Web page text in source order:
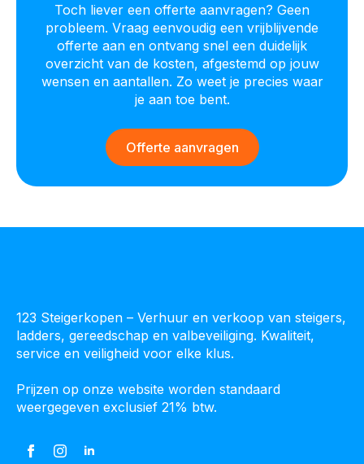
Toch liever een offerte aanvragen? Geen
probleem. Vraag eenvoudig een vrijblijvende
offerte aan en ontvang snel een duidelijk
overzicht van de kosten, afgestemd op jouw
wensen en aantallen. Zo weet je precies waar
je aan toe bent.
Offerte aanvragen
123 Steigerkopen – Verhuur en verkoop van steigers,
ladders, gereedschap en valbeveiliging. Kwaliteit,
service en veiligheid voor elke klus.
Prijzen op onze website worden standaard
weergegeven exclusief 21% btw.